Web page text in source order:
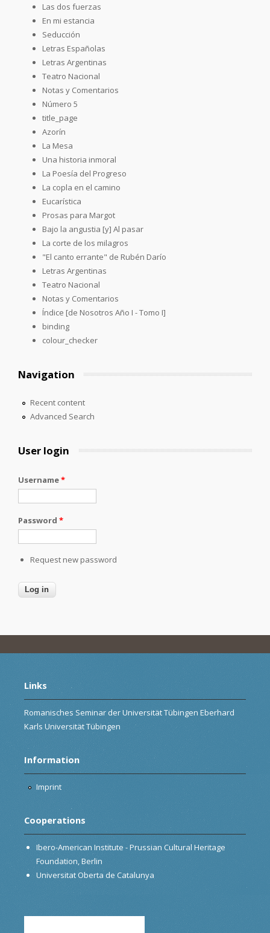
Las dos fuerzas
En mi estancia
Seducción
Letras Españolas
Letras Argentinas
Teatro Nacional
Notas y Comentarios
Número 5
title_page
Azorín
La Mesa
Una historia inmoral
La Poesía del Progreso
La copla en el camino
Eucarística
Prosas para Margot
Bajo la angustia [y] Al pasar
La corte de los milagros
"El canto errante" de Rubén Darío
Letras Argentinas
Teatro Nacional
Notas y Comentarios
Índice [de Nosotros Año I - Tomo I]
binding
colour_checker
Navigation
Recent content
Advanced Search
User login
Username*
Password *
Request new password
Links
Romanisches Seminar der Universität Tübingen Eberhard
Karls Universität Tübingen
Information
Imprint
Cooperations
Ibero-American Institute - Prussian Cultural Heritage
Foundation, Berlin
Universitat Oberta de Catalunya